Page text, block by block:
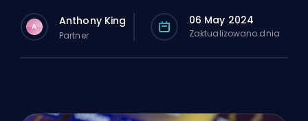
A Anthony King
Partner
06 May 2024
Zaktualizowano dnia